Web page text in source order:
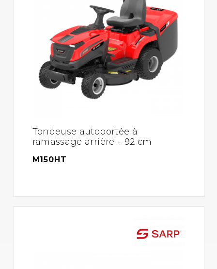
Tondeuse autoportée à
ramassage arrière – 92 cm
M150HT